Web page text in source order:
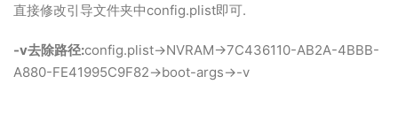
直接修改引导文件夹中config.plist即可.
-v去除路径:config.plist->NVRAM->7C436110-AB2A-4BBB-
A880-FE41995C9F82->boot-args->-v